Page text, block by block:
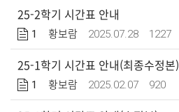
25-2학기 시간표 안내
1 황보람 2025.07.28 1227
25-1학기 시간표 안내(최종수정본)
1 황보람 2025.02.07 920